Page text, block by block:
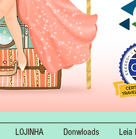
LOJINHA Donwloads Leia